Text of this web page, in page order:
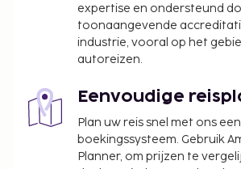
expertise en ondersteund
toonaangevende
industrie, vooral op het
autoreizen.
Eenvoudige
Plan uw reis snel met ons
boekingssysteem. Gebruik
Planner, om prijzen te